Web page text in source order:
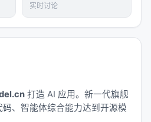
实时讨论
打造 AI 应用。新一代旗舰
码、智能体综合能力达到开源模